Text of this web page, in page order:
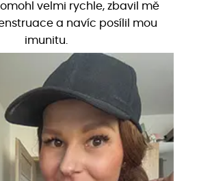
velmi rychle, zbavil mě
a navíc posílil mou
imunitu.